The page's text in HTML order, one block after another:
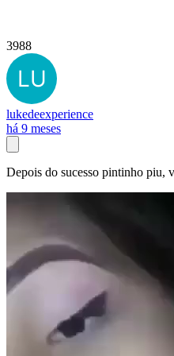
3988
lukedeexperience
há 9 meses
Depois do sucesso pintinho piu,